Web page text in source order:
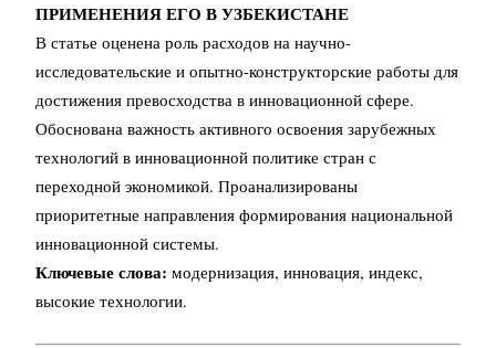
ПРИМЕНЕНИЯ ЕГО В УЗБЕКИСТАНЕ
В статье оценена роль расходов на научно-
исследовательские и опытно-конструкторские работы для
достижения превосходства в инновационной сфере.
Обоснована важность активного освоения зарубежных
технологий в инновационной политике стран с
переходной экономикой. Проанализированы
приоритетные направления формирования национальной
инновационной системы.
Ключевые слова: модернизация, инновация, индекс,
высокие технологии.